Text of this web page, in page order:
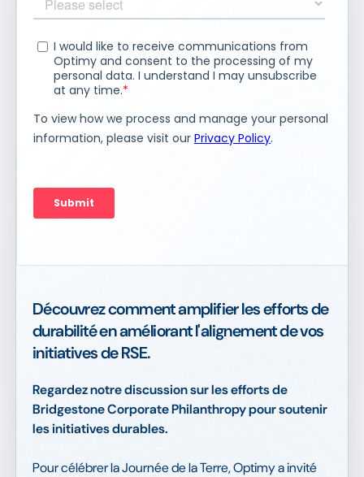
Découvrez comment amplifier les efforts de
durabilité en améliorant l'alignement de vos
initiatives de RSE.
Regardez notre discussion sur les efforts de
Bridgestone Corporate Philanthropy pour soutenir
les initiatives durables.
Pour célébrer la Journée de la Terre, Optimy a invité